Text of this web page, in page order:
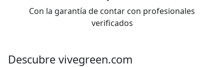
Con la garantía de contar con profesionales
verificados
Descubre vivegreen.com